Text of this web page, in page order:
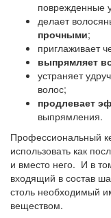
поврежденные
делает
прочными;
приглаживает
выпрямляет
устраняет
волос;
продлевает
выпрямления.
Профессиональный
использовать как
и вместо него. И в
входящий в состав
столь необходимый
веществом.